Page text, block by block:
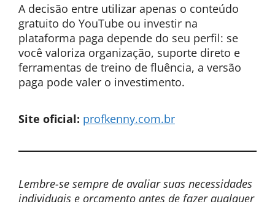
A decisão entre utilizar apenas o conteúdo
gratuito do YouTube ou investir na
plataforma paga depende do seu perfil: se
você valoriza organização, suporte direto e
ferramentas de treino de fluência, a versão
paga pode valer o investimento.
Site oficial: profkenny.com.br
Lembre-se sempre de avaliar suas necessidades
individuais e orçamento antes de fazer qualquer